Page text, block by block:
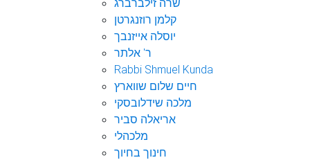
שרה זילברברג
קלמן רוזנגרטן
יוסלה אייזנבך
ר' אלתר
Rabbi Shmuel Kunda
חיים שלום שווארץ
מלכה שידלובסקי
אריאלה סביר
מלכהלי
חינוך בחיוך